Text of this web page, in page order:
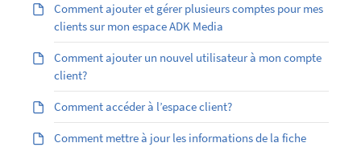
Comment ajouter et gérer plusieurs comptes pour mes
clients sur mon espace ADK Media
Comment ajouter un nouvel utilisateur à mon compte
client?
Comment accéder à l’espace client?
Comment mettre à jour les informations de la fiche